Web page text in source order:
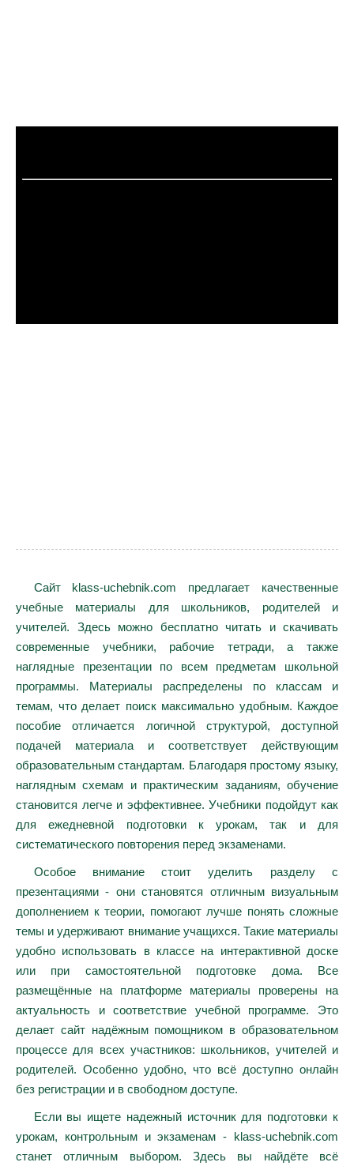
Сайт klass-uchebnik.com предлагает качественные
учебные материалы для школьников, родителей и
учителей. Здесь можно бесплатно читать и скачивать
современные учебники, рабочие тетради, а также
наглядные презентации по всем предметам школьной
программы. Материалы распределены по классам и
темам, что делает поиск максимально удобным. Каждое
пособие отличается логичной структурой, доступной
подачей материала и соответствует действующим
образовательным стандартам. Благодаря простому языку,
наглядным схемам и практическим заданиям, обучение
становится легче и эффективнее. Учебники подойдут как
для ежедневной подготовки к урокам, так и для
систематического повторения перед экзаменами.
Особое внимание стоит уделить разделу с
презентациями - они становятся отличным визуальным
дополнением к теории, помогают лучше понять сложные
темы и удерживают внимание учащихся. Такие материалы
удобно использовать в классе на интерактивной доске
или при самостоятельной подготовке дома. Все
размещённые на платформе материалы проверены на
актуальность и соответствие учебной программе. Это
делает сайт надёжным помощником в образовательном
процессе для всех участников: школьников, учителей и
родителей. Особенно удобно, что всё доступно онлайн
без регистрации и в свободном доступе.
Если вы ищете надежный источник для подготовки к
урокам, контрольным и экзаменам - klass-uchebnik.com
станет отличным выбором. Здесь вы найдёте всё